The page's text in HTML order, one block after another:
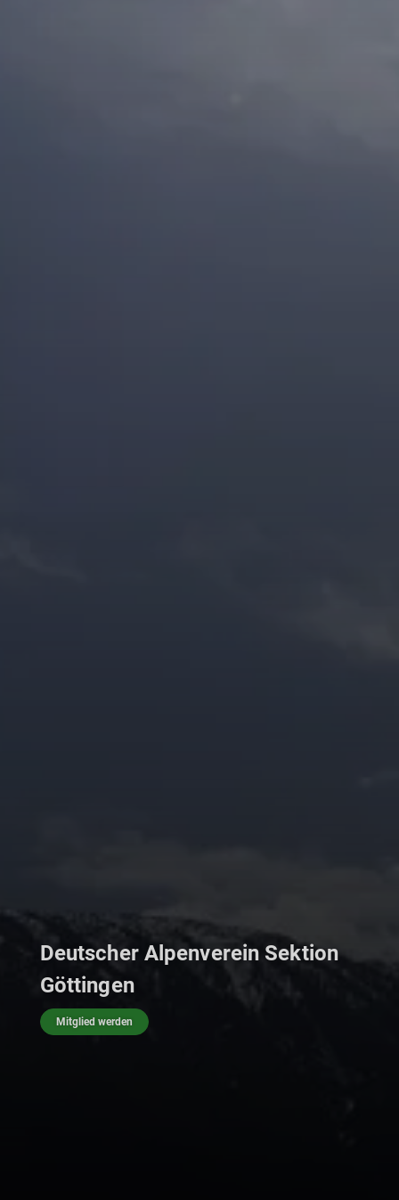
Deutscher Alpenverein Sektion
Göttingen
Mitglied werden